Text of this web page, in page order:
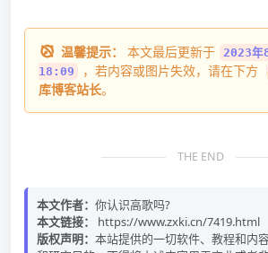
温馨提示： 本文最后更新于 2023年
18:09
，若内容或图片失效，请在下方
库博客站长。
THE END
本文作者： 你认识高歌吗?
本文链接：
https://www.zxki.cn/7419.html
版权声明： 本站提供的一切软件、教程和内